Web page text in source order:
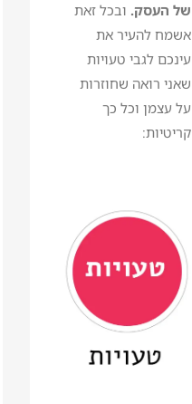
של העסק. ובכל זאת
אשמח להעיר את
עינכם לגבי טעויות
שאני רואה שחוזרות
על עצמן וכל כך
קריטיות: